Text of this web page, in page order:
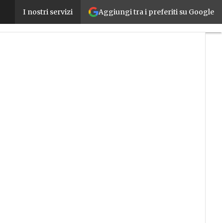
Aggiungi tra i preferiti su Google
I nostri servizi
La crisi delle materie prime mette in crisi il